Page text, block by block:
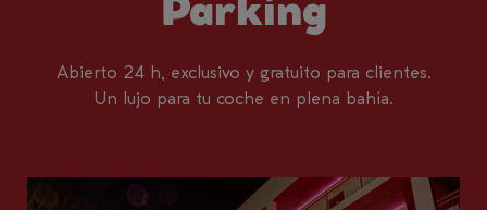
Abierto 24 h, exclusivo y gratuito para clientes.
Un lujo para tu coche en plena bahía.